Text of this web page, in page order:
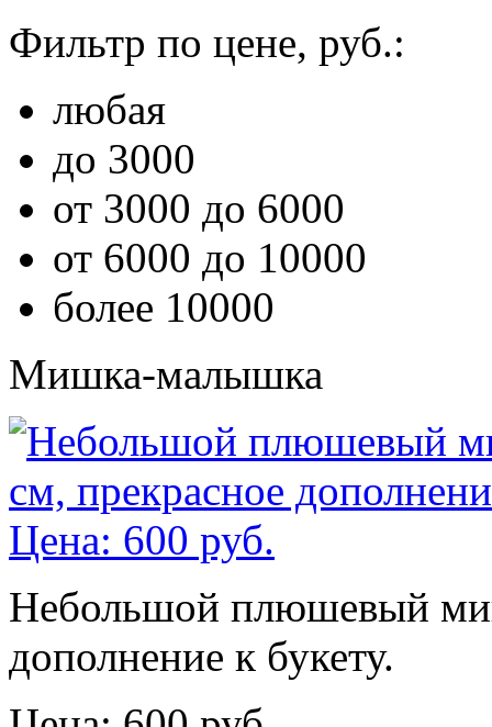
Фильтр по цене, руб.:
любая
до 3000
от 3000 до 6000
от 6000 до 10000
более 10000
Мишка-малышка
Небольшой плюшевый
дополнение к букету.